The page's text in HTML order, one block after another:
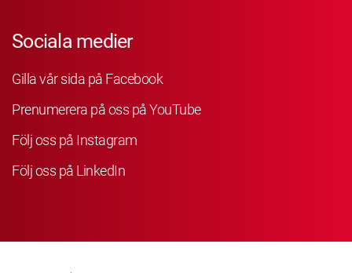
Sociala medier
Gilla vår sida på Facebook
Prenumerera på oss på YouTube
Följ oss på Instagram
Följ oss på LinkedIn